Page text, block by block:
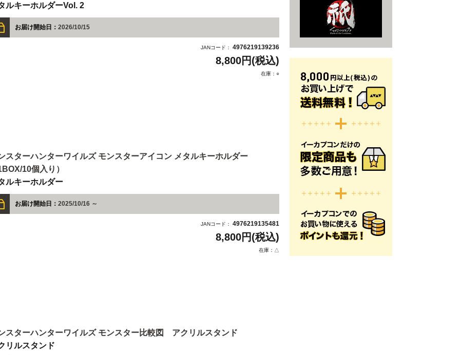
ルキーホルダーVol. 2
お届け開始日： 2026/10/15
JANコード： 4976219139236
8,800円(税込)
在庫：○
スターハンターワイルズ モンスターアイコン メタルキーホルダー
10個入り）
ルキーホルダー
お届け開始日： 2025/10/16 ～
JANコード： 4976219135481
8,800円(税込)
在庫：△
スターハンターワイルズ モンスター比較図 アクリルスタンド
リルスタンド